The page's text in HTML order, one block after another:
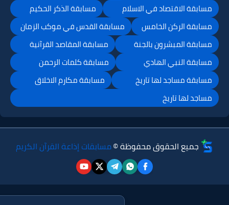
مسابقة الاقتصاد في الاسلام
مسابقة الذكر الحكيم
مسابقة الركن الخامس
مسابقة القدس في موكب الزمان
مسابقة المبشرون بالجنة
مسابقة المقاصد القرآنية
مسابقة النبي الهادي
مسابقة كلمات الرحمن
مسابقة مساجد لها تاريخ
مسابقة مكارم الاخلاق
مساجد لها تاريخ
جميع الحقوق محفوظة ©مسابقات إذاعة القرآن الكريم